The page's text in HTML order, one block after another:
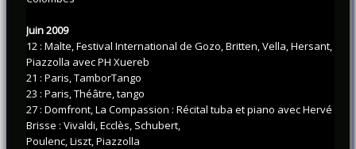
Juin 2009
12 : Malte, Festival International de Gozo, Britten, Vella, Hersant,
Piazzolla avec PH Xuereb
21 : Paris, TamborTango
23 : Paris, Théâtre, tango
27 : Domfront, La Compassion : Récital tuba et piano avec Hervé
Brisse : Vivaldi, Ecclès, Schubert,
Poulenc, Liszt, Piazzolla